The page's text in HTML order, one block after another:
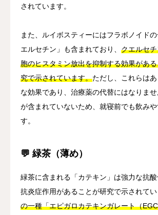
されています。
また、ルイボスティーにはフラボノイド
エルセチン」も含まれており、 クエルセ
胞のヒスタミン放出を抑制する効果があ
究で示されています。ただし、これらは
な効果であり、治療薬の代替にはなりま
が含まれていないため、就寝前でも飲み
す。
💬 緑茶（薄め）
緑茶に含まれる「カテキン」は強力な抗酸
抗炎症作用があることが研究で示されてい
の一種「エピガロカテキンガレート（